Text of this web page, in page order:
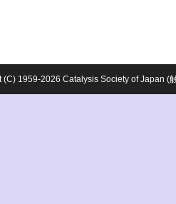
(C) 1959-2026 Catalysis Society of Japan (